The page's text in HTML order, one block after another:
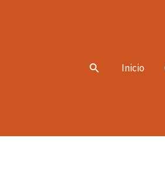
Search Inicio